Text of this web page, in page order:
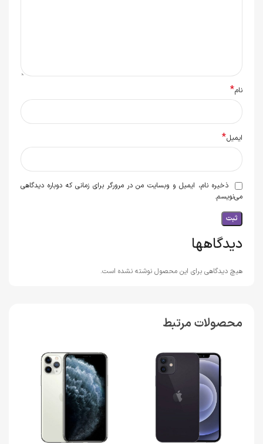
دیدگاهها
هیچ دیدگاهی برای این محصول نوشته نشده است.
نام*
ایمیل*
ذخیره نام، ایمیل و وبسایت من در مرورگر برای زمانی که دوباره دیدگاهی
می‌نویسم.
محصولات مرتبط